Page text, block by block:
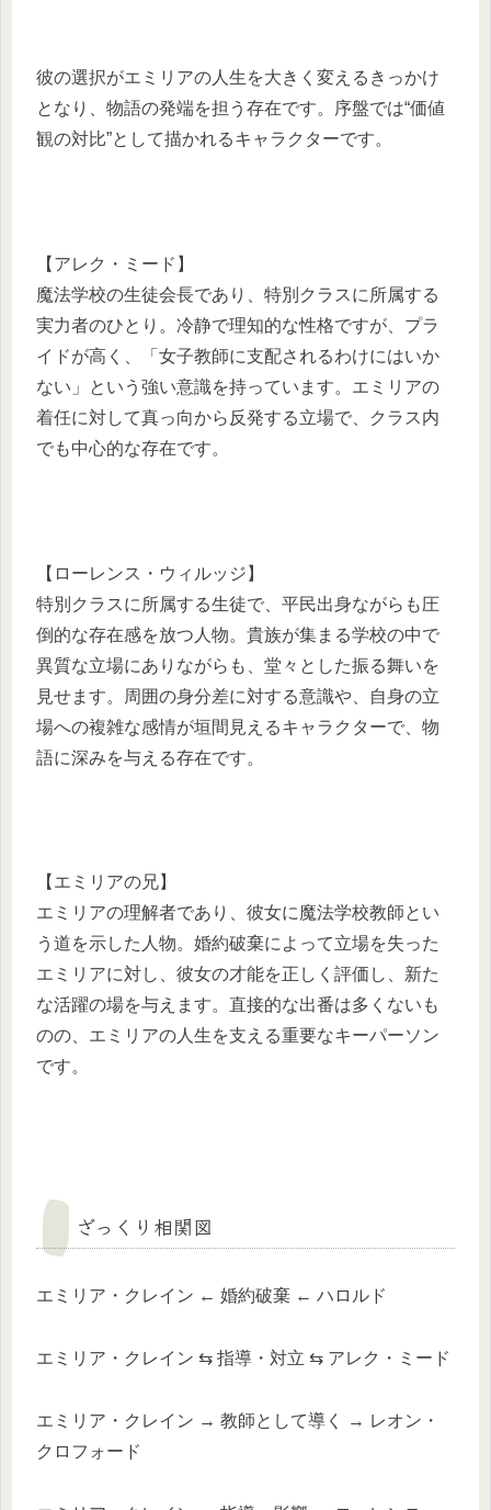
彼の選択がエミリアの人生を大きく変えるきっかけ
となり、物語の発端を担う存在です。序盤では“価値
観の対比”として描かれるキャラクターです。
【アレク・ミード】
魔法学校の生徒会長であり、特別クラスに所属する
実力者のひとり。冷静で理知的な性格ですが、プラ
イドが高く、「女子教師に支配されるわけにはいか
ない」という強い意識を持っています。エミリアの
着任に対して真っ向から反発する立場で、クラス内
でも中心的な存在です。
【ローレンス・ウィルッジ】
特別クラスに所属する生徒で、平民出身ながらも圧
倒的な存在感を放つ人物。貴族が集まる学校の中で
異質な立場にありながらも、堂々とした振る舞いを
見せます。周囲の身分差に対する意識や、自身の立
場への複雑な感情が垣間見えるキャラクターで、物
語に深みを与える存在です。
【エミリアの兄】
エミリアの理解者であり、彼女に魔法学校教師とい
う道を示した人物。婚約破棄によって立場を失った
エミリアに対し、彼女の才能を正しく評価し、新た
な活躍の場を与えます。直接的な出番は多くないも
のの、エミリアの人生を支える重要なキーパーソン
です。
ざっくり相関図
エミリア・クレイン ← 婚約破棄 ← ハロルド
エミリア・クレイン ⇆ 指導・対立 ⇆ アレク・ミード
エミリア・クレイン → 教師として導く → レオン・
クロフォード